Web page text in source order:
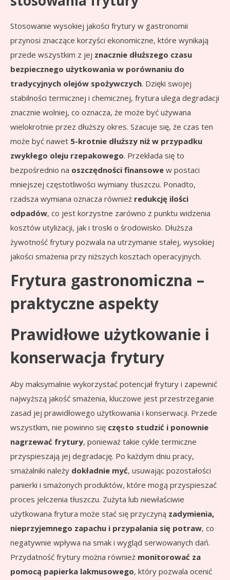
Stosowanie wysokiej jakości frytury w gastronomii
przynosi znaczące korzyści ekonomiczne, które wynikają
przede wszystkim z jej znacznie dłuższego czasu
bezpiecznego użytkowania w porównaniu do
tradycyjnych olejów spożywczych. Dzięki swojej
stabilności termicznej i chemicznej, frytura ulega degradacji
znacznie wolniej, co oznacza, że może być używana
wielokrotnie przez dłuższy okres. Szacuje się, że czas ten
może być nawet 5-krotnie dłuższy niż w przypadku
zwykłego oleju rzepakowego. Przekłada się to
bezpośrednio na oszczędności finansowe w postaci
mniejszej częstotliwości wymiany tłuszczu. Ponadto,
rzadsza wymiana oznacza również redukcję ilości
odpadów, co jest korzystne zarówno z punktu widzenia
kosztów utylizacji, jak i troski o środowisko. Dłuższa
żywotność frytury pozwala na utrzymanie stałej, wysokiej
jakości smażenia przy niższych kosztach operacyjnych.
Frytura gastronomiczna –
praktyczne aspekty
Prawidłowe użytkowanie i
konserwacja frytury
Aby maksymalnie wykorzystać potencjał frytury i zapewnić
najwyższą jakość smażenia, kluczowe jest przestrzeganie
zasad jej prawidłowego użytkowania i konserwacji. Przede
wszystkim, nie powinno się często studzić i ponownie
nagrzewać frytury, ponieważ takie cykle termiczne
przyspieszają jej degradację. Po każdym dniu pracy,
smażalniki należy dokładnie myć, usuwając pozostałości
panierki i smażonych produktów, które mogą przyspieszać
proces jełczenia tłuszczu. Zużyta lub niewłaściwie
użytkowana frytura może stać się przyczyną zadymienia,
nieprzyjemnego zapachu i przypalania się potraw, co
negatywnie wpływa na smak i wygląd serwowanych dań.
Przydatność frytury można również monitorować za
pomocą papierka lakmusowego, który pozwala ocenić